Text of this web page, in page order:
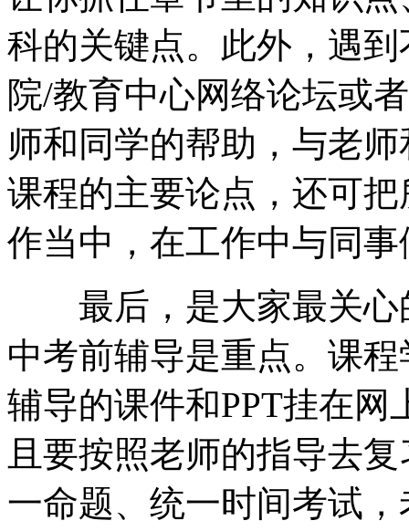
科的关键点。此外，遇
院/教育中心网络论坛或
师和同学的帮助，与老
课程的主要论点，还可
作当中，在工作中与同
最后，是大家最关心
中考前辅导是重点。课
辅导的课件和PPT挂在
且要按照老师的指导去
一命题、统一时间考试